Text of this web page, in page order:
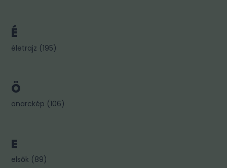
É
életrajz (195)
Ö
önarckép (106)
E
elsők (89)